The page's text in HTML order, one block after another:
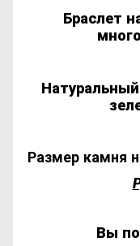
Браслет
Размер камня
Вы